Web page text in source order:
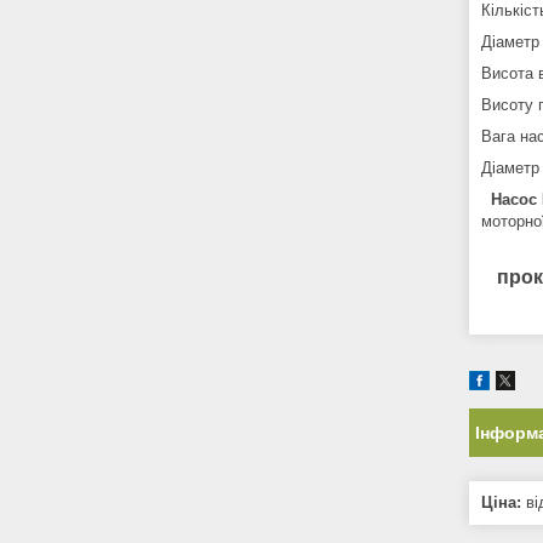
Висота
Висоту
Вага
Ціна: